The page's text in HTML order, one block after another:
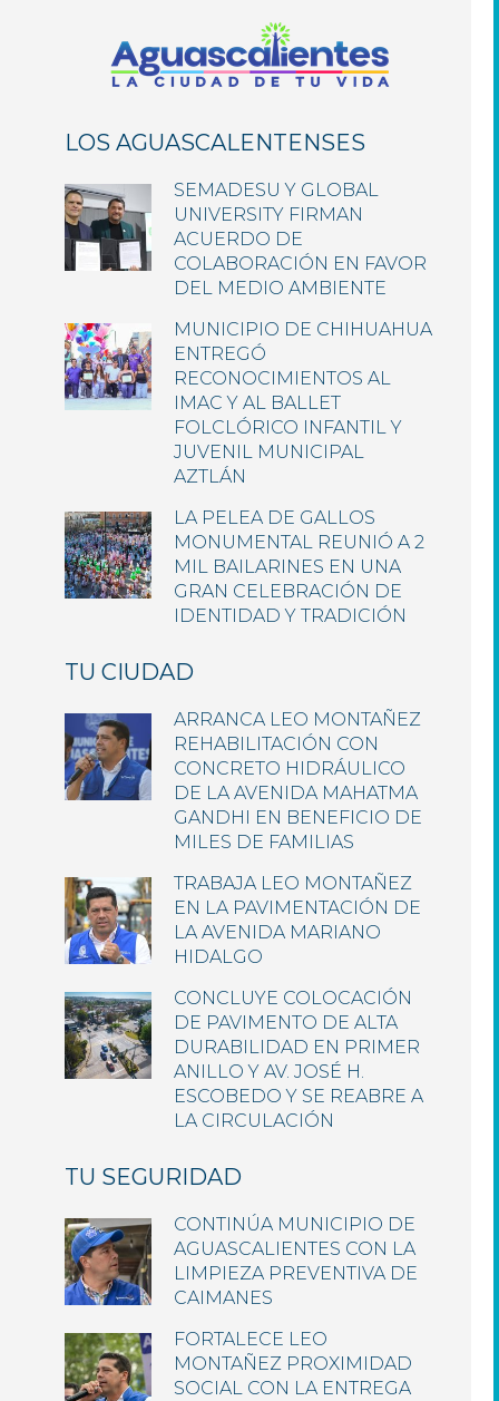
LOS AGUASCALENTENSES
SEMADESU Y GLOBAL
UNIVERSITY FIRMAN
ACUERDO DE
COLABORACIÓN EN FAVOR
DEL MEDIO AMBIENTE
MUNICIPIO DE CHIHUAHUA
ENTREGÓ
RECONOCIMIENTOS AL
IMAC Y AL BALLET
FOLCLÓRICO INFANTIL Y
JUVENIL MUNICIPAL
AZTLÁN
LA PELEA DE GALLOS
MONUMENTAL REUNIÓ A 2
MIL BAILARINES EN UNA
GRAN CELEBRACIÓN DE
IDENTIDAD Y TRADICIÓN
TU CIUDAD
ARRANCA LEO MONTAÑEZ
REHABILITACIÓN CON
CONCRETO HIDRÁULICO
DE LA AVENIDA MAHATMA
GANDHI EN BENEFICIO DE
MILES DE FAMILIAS
TRABAJA LEO MONTAÑEZ
EN LA PAVIMENTACIÓN DE
LA AVENIDA MARIANO
HIDALGO
CONCLUYE COLOCACIÓN
DE PAVIMENTO DE ALTA
DURABILIDAD EN PRIMER
ANILLO Y AV. JOSÉ H.
ESCOBEDO Y SE REABRE A
LA CIRCULACIÓN
TU SEGURIDAD
CONTINÚA MUNICIPIO DE
AGUASCALIENTES CON LA
LIMPIEZA PREVENTIVA DE
CAIMANES
FORTALECE LEO
MONTAÑEZ PROXIMIDAD
SOCIAL CON LA ENTREGA